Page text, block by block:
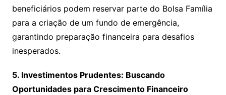
beneficiários podem reservar parte do Bolsa Família
para a criação de um fundo de emergência,
garantindo preparação financeira para desafios
inesperados.
5. Investimentos Prudentes: Buscando
Oportunidades para Crescimento Financeiro